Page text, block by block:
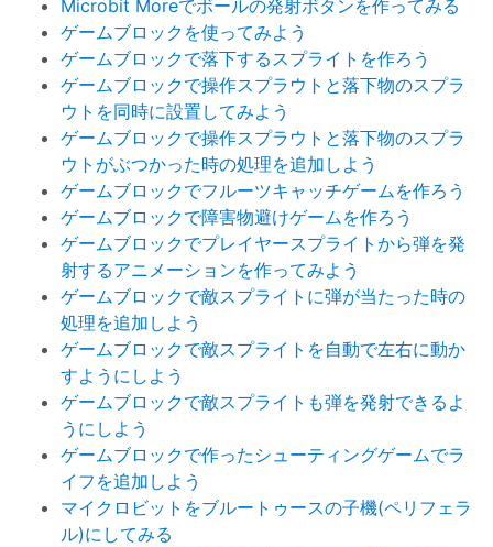
Microbit Moreでボールの発射ボタンを作ってみる
ゲームブロックを使ってみよう
ゲームブロックで落下するスプライトを作ろう
ゲームブロックで操作スプラウトと落下物のスプラ
ウトを同時に設置してみよう
ゲームブロックで操作スプラウトと落下物のスプラ
ウトがぶつかった時の処理を追加しよう
ゲームブロックでフルーツキャッチゲームを作ろう
ゲームブロックで障害物避けゲームを作ろう
ゲームブロックでプレイヤースプライトから弾を発
射するアニメーションを作ってみよう
ゲームブロックで敵スプライトに弾が当たった時の
処理を追加しよう
ゲームブロックで敵スプライトを自動で左右に動か
すようにしよう
ゲームブロックで敵スプライトも弾を発射できるよ
うにしよう
ゲームブロックで作ったシューティングゲームでラ
イフを追加しよう
マイクロビットをブルートゥースの子機(ペリフェラ
ル)にしてみる